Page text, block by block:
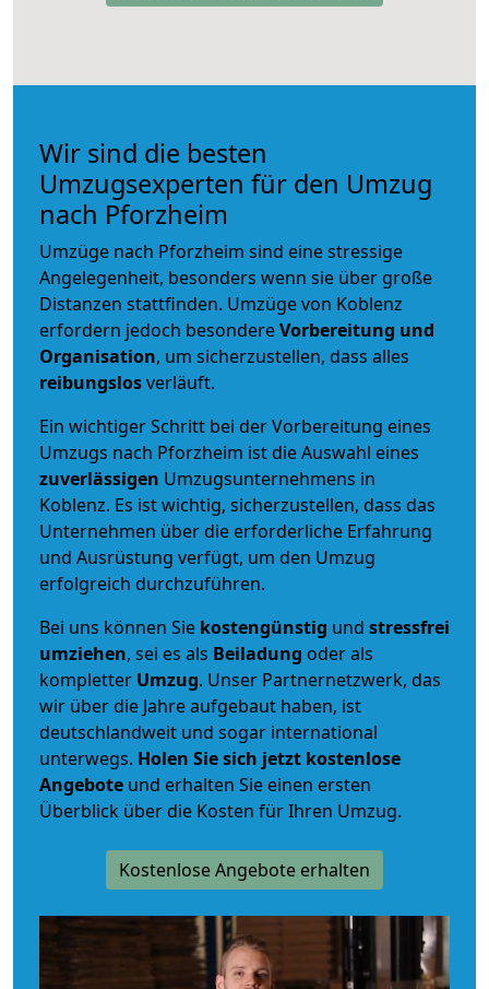
Wir sind die besten
Umzugsexperten für den Umzug
nach Pforzheim
Umzüge nach Pforzheim sind eine stressige
Angelegenheit, besonders wenn sie über große
Distanzen stattfinden. Umzüge von Koblenz
erfordern jedoch besondereVorbereitung und
Organisation, um sicherzustellen, dass alles
reibungslosverläuft.
Ein wichtiger Schritt bei der Vorbereitung eines
Umzugs nach Pforzheim ist die Auswahl eines
zuverlässigen Umzugsunternehmens in
Koblenz. Es ist wichtig, sicherzustellen, dass das
Unternehmen über die erforderliche Erfahrung
und Ausrüstung verfügt, um den Umzug
erfolgreich durchzuführen.
Bei uns können Sie kostengünstig und stressfrei
umziehen, sei es als Beiladung oder als
kompletter Umzug. Unser Partnernetzwerk, das
wir über die Jahre aufgebaut haben, ist
deutschlandweit und sogar international
unterwegs. Holen Sie sich jetzt kostenlose
Angebote und erhalten Sie einen ersten
Überblick über die Kosten für Ihren Umzug.
Kostenlose Angebote erhalten